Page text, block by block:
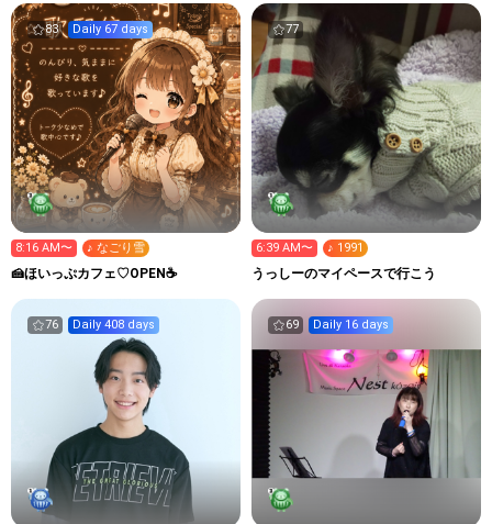
83 Daily 67 days
8:16 AM〜 ♪ なごり雪
🍰ほいっぷカフェ♡OPEN☕️
77
6:39 AM〜 ♪ 1991
うっしーのマイペースで行こう
76 Daily 408 days 69 Daily 16 days